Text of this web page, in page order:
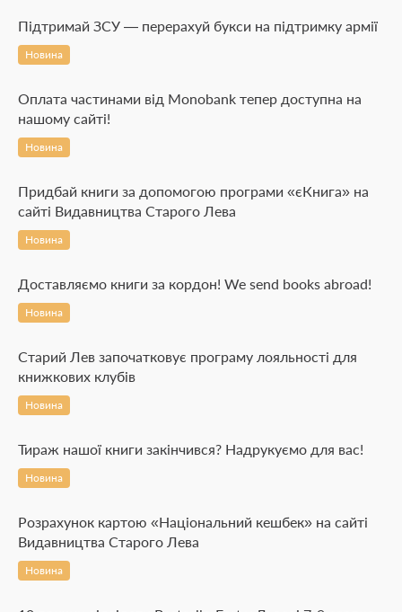
Підтримай ЗСУ — перерахуй букси на підтримку армії
Новина
Оплата частинами від Monobank тепер доступна на
нашому сайті!
Новина
Придбай книги за допомогою програми «єКнига» на
сайті Видавництва Старого Лева
Новина
Доставляємо книги за кордон! We send books abroad!
Новина
Старий Лев започатковує програму лояльності для
книжкових клубів
Новина
Тираж нашої книги закінчився? Надрукуємо для вас!
Новина
Розрахунок картою «Національний кешбек» на сайті
Видавництва Старого Лева
Новина